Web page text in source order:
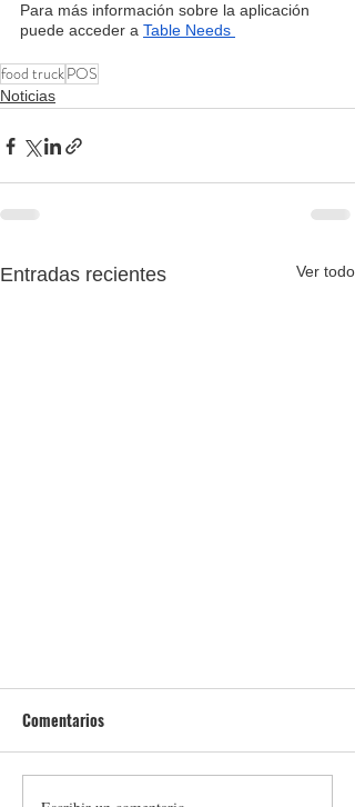
Para más información sobre la aplicación
puede acceder a Table Needs
food truckPOS
Noticias
Entradas recientes Ver todo
Comentarios